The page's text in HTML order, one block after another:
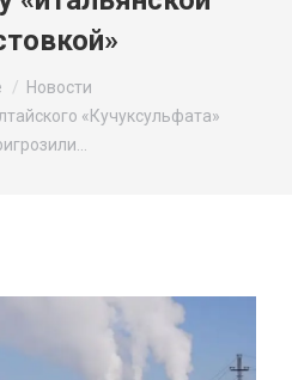
Новости
«Кучуксульфата»